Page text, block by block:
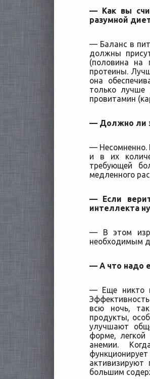
— Как вы
разумной
— Баланс в
должны
(половина на
протеины.
она
только лучше
провитамин
— Должно ли
— Несомненно.
и в их
требующей
медленного
— Если
интеллекта
— В этом
необходимым
— А что надо
— Еще никто
всю ночь,
продукты,
улучшают
форме, легкой
анемии.
большим